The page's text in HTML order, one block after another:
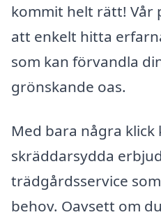
kommit helt rätt! Vår
att enkelt hitta
som kan förvandla
grönskande oas.
Med bara några klick
skräddarsydda
trädgårdsservice
behov. Oavsett om